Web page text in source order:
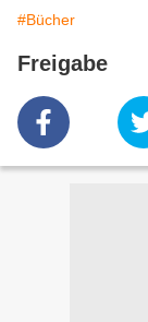
#Bücher
Freigabe